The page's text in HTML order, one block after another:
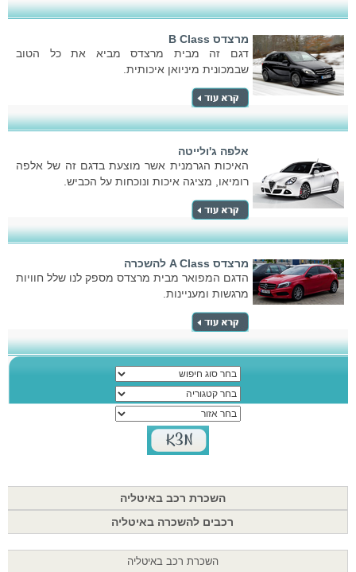
מרצדס B Class
דגם זה מבית מרצדס מביא את כל הטוב
שבמכונית מיניואן איכותית.
אלפה ג'ולייטה
האיכות הגרמנית אשר מוצעת בדגם זה של אלפה
רומיאו, מציגה איכות ונוכחות על הכביש.
מרצדס A Class להשכרה
הדגם המפואר מבית מרצדס מספק לנו שלל חוויות
מרגשות ומעניינות.
השכרת רכב באיטליה
רכבים להשכרה באיטליה
השכרת רכב באיטליה